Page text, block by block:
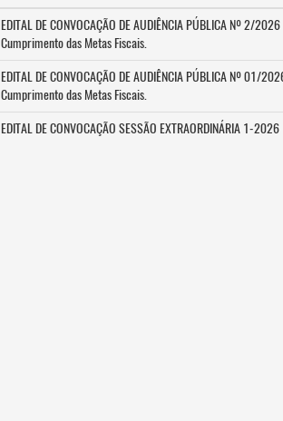
EDITAL DE CONVOCAÇÃO DE AUDIÊNCIA PÚBLICA Nº 2/
Cumprimento das Metas Fiscais.
EDITAL DE CONVOCAÇÃO DE AUDIÊNCIA PÚBLICA Nº
Cumprimento das Metas Fiscais.
EDITAL DE CONVOCAÇÃO SESSÃO EXTRAORDINÁRIA 1-2026